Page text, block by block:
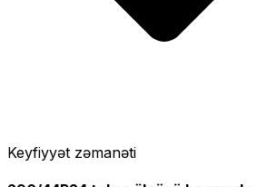
Keyfiyyət zəmanəti